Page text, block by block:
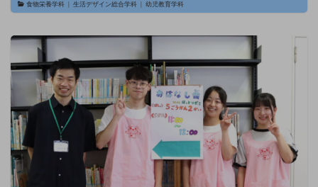
食物栄養学科| 生活デザイン総合学科| 幼児教育学科